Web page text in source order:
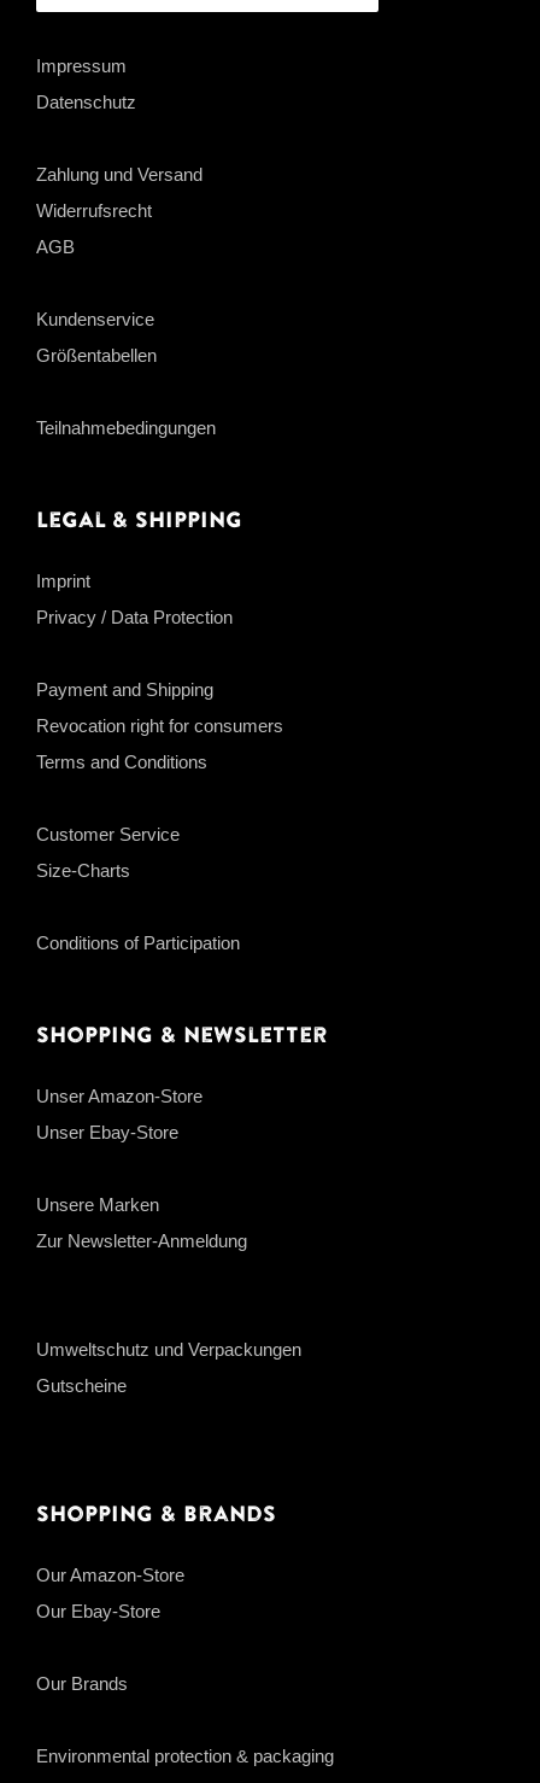
Impressum
Datenschutz
Zahlung und Versand
Widerrufsrecht
AGB
Kundenservice
Größentabellen
Teilnahmebedingungen
Legal & Shipping
Imprint
Privacy / Data Protection
Payment and Shipping
Revocation right for consumers
Terms and Conditions
Customer Service
Size-Charts
Conditions of Participation
Shopping & Newsletter
Unser Amazon-Store
Unser Ebay-Store
Unsere Marken
Zur Newsletter-Anmeldung
Umweltschutz und Verpackungen
Gutscheine
Shopping & Brands
Our Amazon-Store
Our Ebay-Store
Our Brands
Environmental protection & packaging